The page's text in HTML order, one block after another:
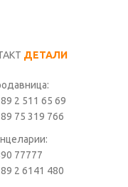
ДЕТАЛИ
2 511 65 69
75 319 766
77777
2 6141 480